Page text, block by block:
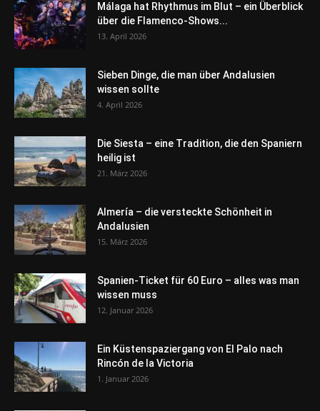
Málaga hat Rhythmus im Blut – ein Überblick
über die Flamenco-Shows...
13. April 2026
Sieben Dinge, die man über Andalusien
wissen sollte
4. April 2026
Die Siesta – eine Tradition, die den Spaniern
heilig ist
21. März 2026
Almería – die versteckte Schönheit in
Andalusien
15. März 2026
Spanien-Ticket für 60 Euro – alles was man
wissen muss
12. Januar 2026
Ein Küstenspaziergang von El Palo nach
Rincón de la Victoria
1. Januar 2026